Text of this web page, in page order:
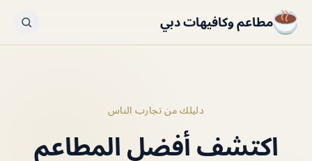
مطاعم وكافيهات دبي
دليلك من تجارب الناس
اكتشف أفضل المطاعم